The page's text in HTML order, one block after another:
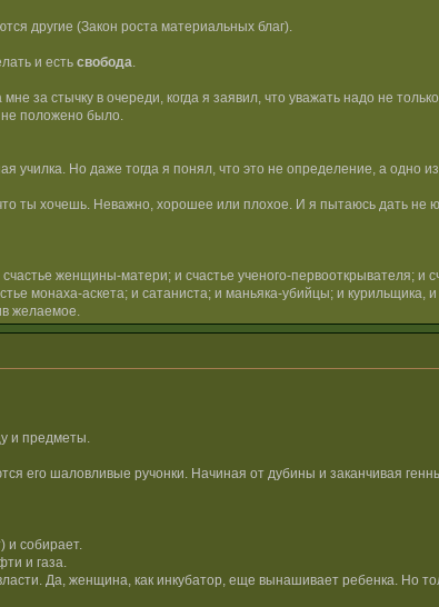
другие (Закон роста материальных благ).
и есть свобода.
за стычку в очереди, когда я заявил, что уважать надо не
не положено было.
училка. Но даже тогда я понял, что это не определение, а одно
ты хочешь. Неважно, хорошее или плохое. И я пытаюсь дать не
женщины-матери; и счастье ученого-первооткрывателя; и
монаха-аскета; и сатаниста; и маньяка-убийцы; и курильщика,
желаемое.
и предметы.
его шаловливые ручонки. Начиная от дубины и заканчивая
и собирает.
и газа.
Да, женщина, как инкубатор, еще вынашивает ребенка. Но